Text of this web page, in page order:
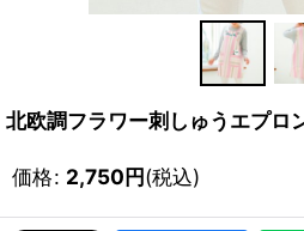
北欧調フラワー刺しゅうエプ
価格: 2,750円(税込)